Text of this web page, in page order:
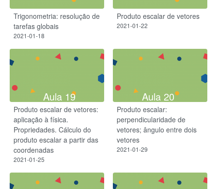
Trigonometria: resolução de
tarefas globais
2021-01-18
Produto escalar de vetores
2021-01-22
Aula 19
Produto escalar de vetores:
aplicação à física.
Propriedades. Cálculo do
produto escalar a partir das
coordenadas
2021-01-25
Aula 20
Produto escalar:
perpendicularidade de
vetores; ângulo entre dois
vetores
2021-01-29